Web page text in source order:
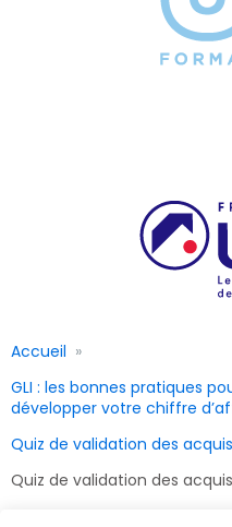
Accueil
GLI : les bonnes pratiques
développer votre chiffre
Quiz de validation des acquis
Quiz de validation des